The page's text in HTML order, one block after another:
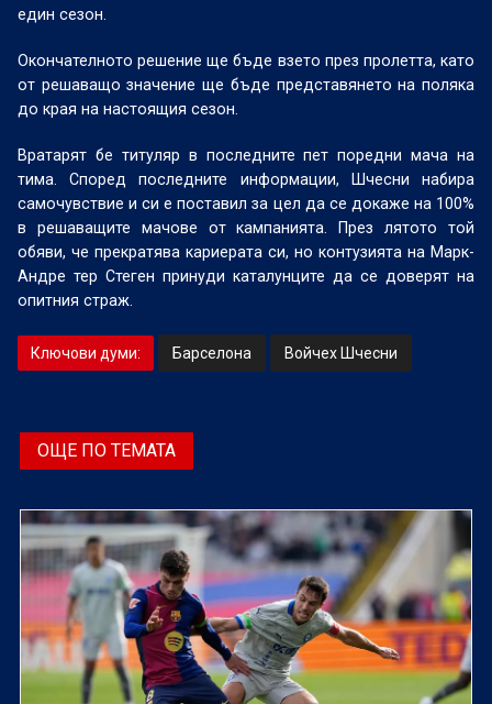
един сезон.
Окончателното решение ще бъде взето през пролетта, като
от решаващо значение ще бъде представянето на поляка
до края на настоящия сезон.
Вратарят бе титуляр в последните пет поредни мача на
тима. Според последните информации, Шчесни набира
самочувствие и си е поставил за цел да се докаже на 100%
в решаващите мачове от кампанията. През лятото той
обяви, че прекратява кариерата си, но контузията на Марк-
Андре тер Стеген принуди каталунците да се доверят на
опитния страж.
Ключови думи: Барселона Войчех Шчесни
ОЩЕ ПО ТЕМАТА